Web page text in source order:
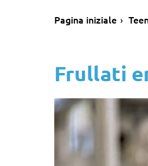
Pagina iniziale
Frullati